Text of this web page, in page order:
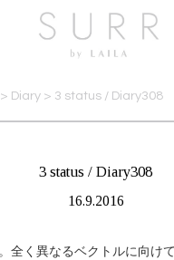
> Diary> 3 status / Diary308
3 status / Diary308
16.9.2016
全く異なるベクトルに向け